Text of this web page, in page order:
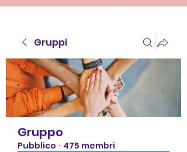
Gruppi
Gruppo
Pubblico · 475 membri